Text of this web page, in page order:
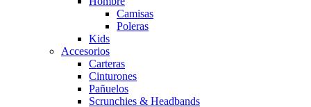
Camisas
Poleras
Kids
Accesorios
Carteras
Cinturones
Pañuelos
Scrunchies & Headbands